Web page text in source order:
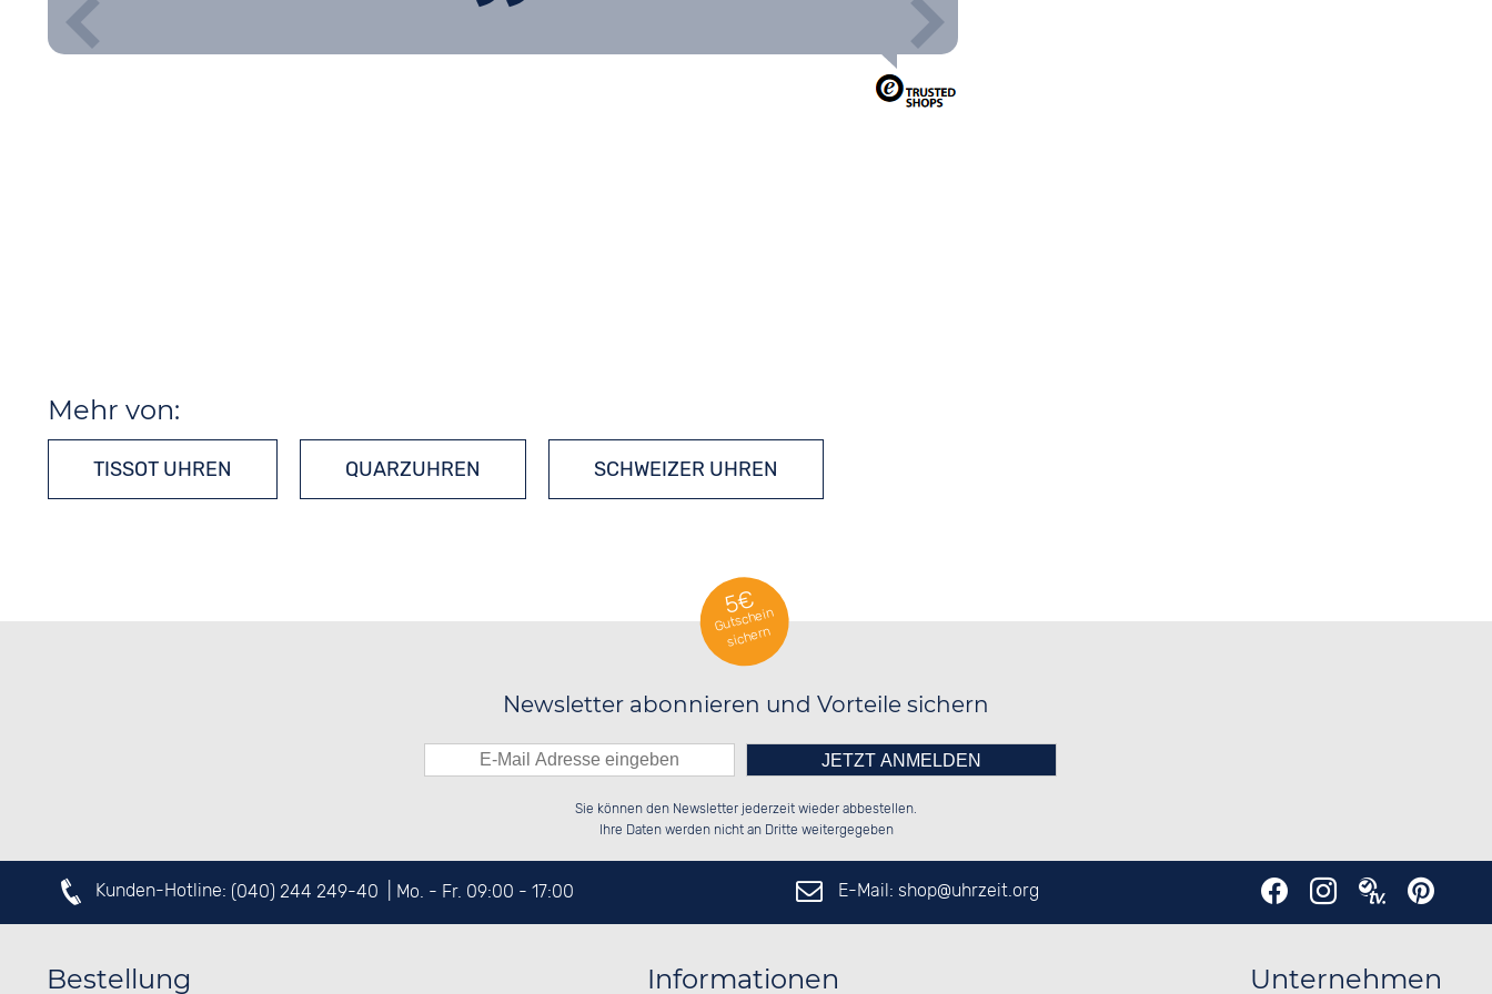
Mehr von:
TISSOT UHREN QUARZUHREN SCHWEIZER UHREN
5€
Gutschein
sichern
Newsletter abonnieren und Vorteile sichern
██████░░░░████░░██████░░██████░░
██░░██░░░░░░██░░░░░░██░░██░░██░░
das nebenstehende Feld ein.
Sie können den Newsletter jederzeit wieder abbestellen.
Ihre Daten werden nicht an Dritte weitergegeben
Kunden-Hotline: (040) 244 249-40 | Mo. - Fr. 09:00 - 17:00 E-Mail: shop@uhrzeit.org
Bestellung Informationen Unternehmen